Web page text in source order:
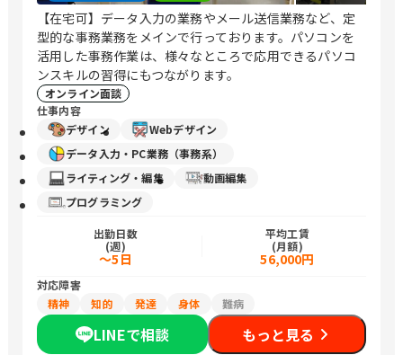
【在宅可】データ入力の業務やメール送信業務など、定
型的な事務業務をメインで行っております。パソコンを
活用した事務作業は、様々なところで応用できるパソコ
ンスキルの習得にもつながります。
オンライン面談
仕事内容
デザイン
Webデザイン
データ入力・PC業務（事務系）
ライティング・編集
動画編集
プログラミング
出勤日数
(週)
～5日
平均工賃
(月額)
56,000円
対応障害
精神
知的 発達 身体 難病
LINEで相談 もっと見る